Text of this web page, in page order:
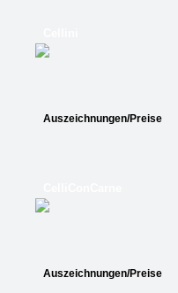
Auszeichnungen/Preise
Auszeichnungen/Preise